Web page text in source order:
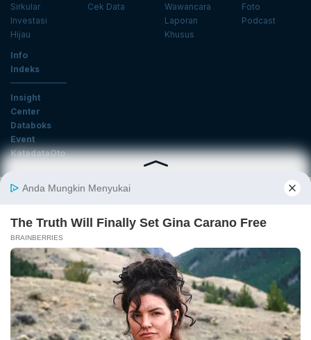
Sirkular
Investasi
Hijau
Cek Data
Wawancara
Laporan
Khusus
Foto
Podcast
Info
Indeks
Insight
Center
Databoks
Event
KatadataOto
Langganan Newsletter
Daftar
Ikuti Kami
Tentang Katadata Advertising Karier
Pedoman Media Siber
Kebijakan Privasi
Disclaimer
Hubungi Kami